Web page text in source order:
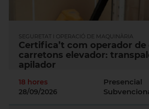
SEGURETAT I OPERACIÓ DE MAQUINÀRIA
Certifica’t com operador de
carretons elevador:
apilador
18 hores
28/09/2026
Presencial